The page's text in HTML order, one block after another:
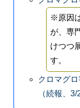
※原因
が、専
けつつ
す。
クロマグ
（続報、3/